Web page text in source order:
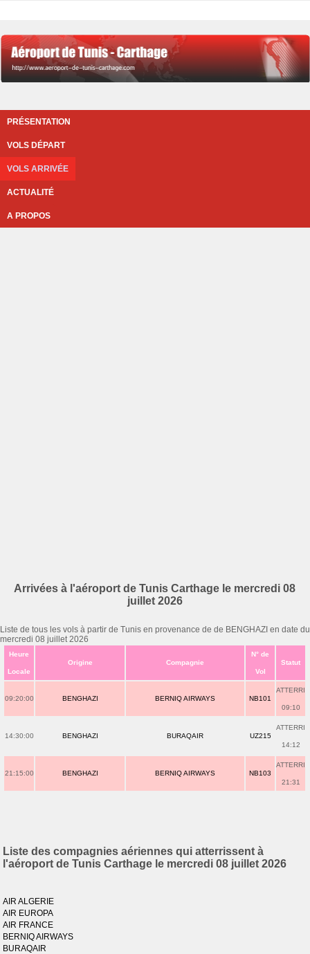
PRÉSENTATION
VOLS DÉPART
VOLS ARRIVÉE
ACTUALITÉ
A PROPOS
Arrivées à l'aéroport de Tunis Carthage le mercredi 08
juillet 2026
Liste de tous les vols à partir de Tunis en provenance de de BENGHAZI en date du
mercredi 08 juillet 2026
Heure
Locale
Origine Compagnie
N° de
Vol
Statut
09:20:00 BENGHAZI BERNIQ AIRWAYS NB101
ATTERRI
09:10
14:30:00 BENGHAZI BURAQAIR UZ215
ATTERRI
14:12
21:15:00 BENGHAZI BERNIQ AIRWAYS NB103
ATTERRI
21:31
Liste des compagnies aériennes qui atterrissent à
l'aéroport de Tunis Carthage le mercredi 08 juillet 2026
AIR ALGERIE
AIR EUROPA
AIR FRANCE
BERNIQ AIRWAYS
BURAQAIR